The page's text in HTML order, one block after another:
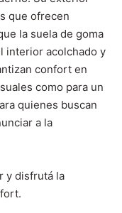
que ofrecen
la suela de goma
interior acolchado y
confort en
como para un
quienes buscan
a la
y disfrutá la